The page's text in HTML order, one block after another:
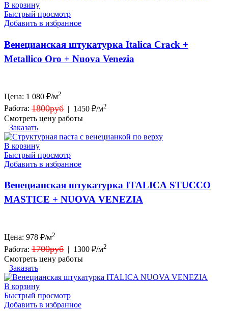
В корзину
Быстрый просмотр
Добавить в избранное
Венецианская штукатурка Italica Crack +
Metallico Oro + Nuova Venezia
Цена: 1 080 ₽/м2
Работа: 1800руб | 1450 ₽/м2
Смотреть цену работы
Заказать
В корзину
Быстрый просмотр
Добавить в избранное
Венецианская штукатурка ITALICA STUCCO
MASTICE + NUOVA VENEZIA
Цена: 978 ₽/м2
Работа: 1700руб | 1300 ₽/м2
Смотреть цену работы
Заказать
В корзину
Быстрый просмотр
Добавить в избранное